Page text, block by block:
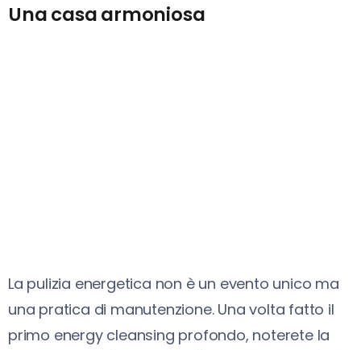
Una casa armoniosa
La pulizia energetica non è un evento unico ma
una pratica di manutenzione. Una volta fatto il
primo energy cleansing profondo, noterete la